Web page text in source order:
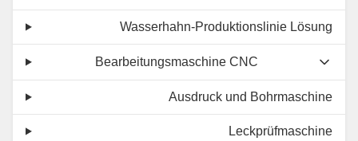
Wasserhahn-Produktionslinie Lösung
Bearbeitungsmaschine CNC
Ausdruck und Bohrmaschine
Leckprüfmaschine